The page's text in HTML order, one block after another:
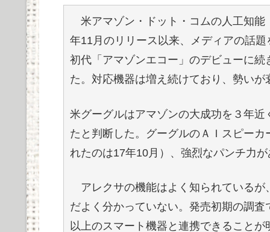
米アマゾン・ドット・コムの人工知能
年11月のリリース以来、メディアの話
初代「アマゾンエコー」のデビューに
た。対応機器は増え続けており、勢いが
米グーグルはアマゾンの大成功を３年
たと判断した。グーグルのＡＩスピー
れたのは17年10月）、強烈なパンチ力
アレクサの機能はよく知られているが
だよく分かっていない。発売初期の調
以上のスマート機器と連携できること